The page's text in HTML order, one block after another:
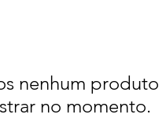
nenhum produto
no momento.